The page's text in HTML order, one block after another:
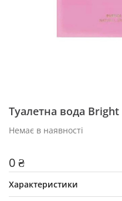
Туалетна вода
Немає в наявності
0 ₴
Характеристики